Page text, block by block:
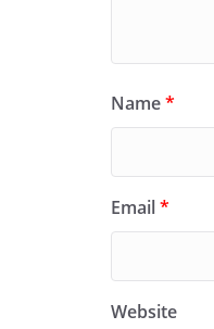
Name*
Email*
Website